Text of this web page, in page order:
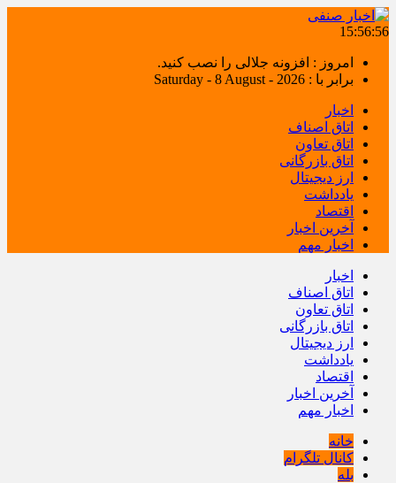
15:56:57
امروز : افزونه جلالی را نصب کنید.
برابر با : Saturday - 8 August - 2026
اخبار
اتاق اصناف
اتاق تعاون
اتاق بازرگانی
ارز دیجیتال
یادداشت
اقتصاد
آخرین اخبار
اخبار مهم
اخبار
اتاق اصناف
اتاق تعاون
اتاق بازرگانی
ارز دیجیتال
یادداشت
اقتصاد
آخرین اخبار
اخبار مهم
خانه
کانال تلگرام
بله